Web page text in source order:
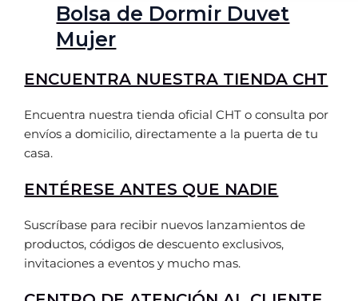
Bolsa de Dormir Duvet
Mujer
ENCUENTRA NUESTRA TIENDA CHT
Encuentra nuestra tienda oficial CHT o consulta por
envíos a domicilio, directamente a la puerta de tu
casa.
ENTÉRESE ANTES QUE NADIE
Suscríbase para recibir nuevos lanzamientos de
productos, códigos de descuento exclusivos,
invitaciones a eventos y mucho mas.